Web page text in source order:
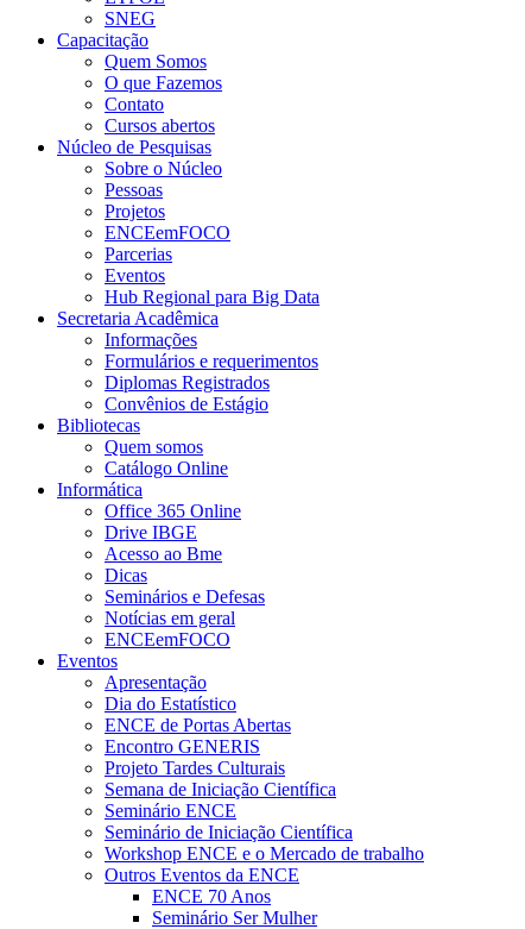
SNEG
Capacitação
Quem Somos
O que Fazemos
Contato
Cursos abertos
Núcleo de Pesquisas
Sobre o Núcleo
Pessoas
Projetos
ENCEemFOCO
Parcerias
Eventos
Hub Regional para Big Data
Secretaria Acadêmica
Informações
Formulários e requerimentos
Diplomas Registrados
Convênios de Estágio
Bibliotecas
Quem somos
Catálogo Online
Informática
Office 365 Online
Drive IBGE
Acesso ao Bme
Dicas
Seminários e Defesas
Notícias em geral
ENCEemFOCO
Eventos
Apresentação
Dia do Estatístico
ENCE de Portas Abertas
Encontro GENERIS
Projeto Tardes Culturais
Semana de Iniciação Científica
Seminário ENCE
Seminário de Iniciação Científica
Workshop ENCE e o Mercado de trabalho
Outros Eventos da ENCE
ENCE 70 Anos
Seminário Ser Mulher